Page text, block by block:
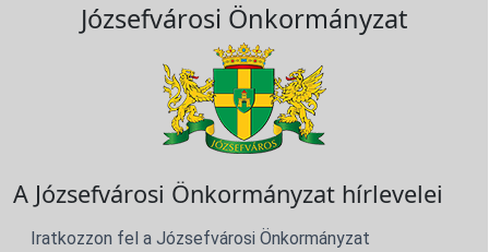
Józsefvárosi Önkormányzat
A Józsefvárosi Önkormányzat hírlevelei
Iratkozzon fel a Józsefvárosi Önkormányzat